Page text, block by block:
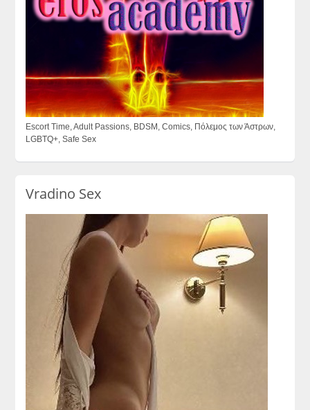
Escort Time, Adult Passions, BDSM, Comics, Πόλεμος των Άστρων,
LGBTQ+, Safe Sex
Vradino Sex